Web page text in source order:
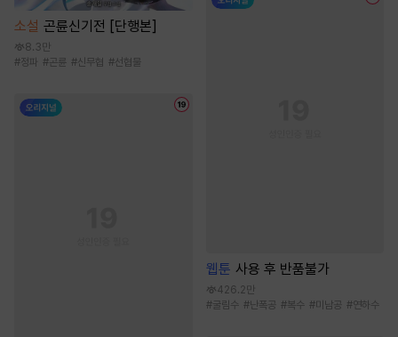
소설 곤륜신기전 [단행본]
8.3만
#정파 #곤륜 #신무협 #선협물
웹툰 사용 후 반품불가
426.2만
#굴림수 #난폭공 #복수 #미남공 #연하수